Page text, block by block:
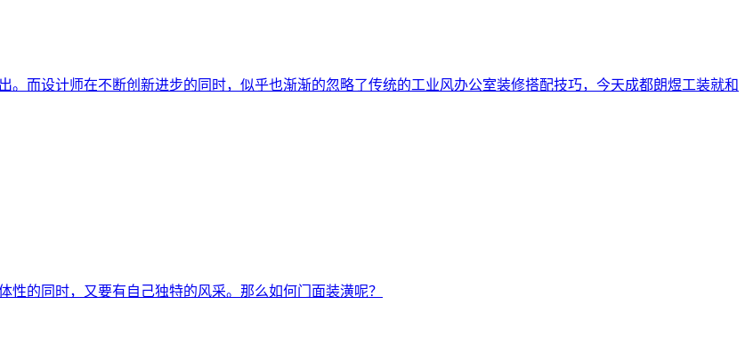
而设计师在不断创新进步的同时，似乎也渐渐的忽略了传统的工业风办公室装修搭配技巧，今天成都朗煜工装就和
的同时，又要有自己独特的风采。那么如何门面装潢呢？